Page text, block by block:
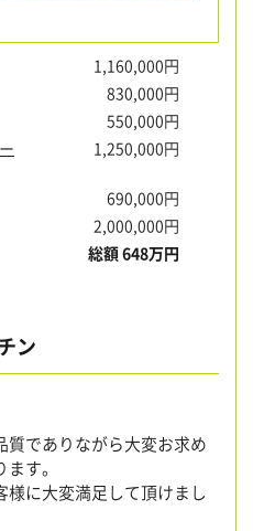
1,160,000円
830,000円
550,000円
1,250,000円
690,000円
2,000,000円
総額 648万円
ン
質でありながら大変お求め
す。
に大変満足して頂けまし